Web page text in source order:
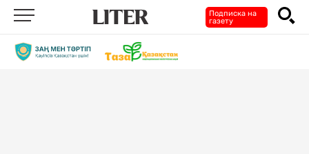
Подписка на
газету